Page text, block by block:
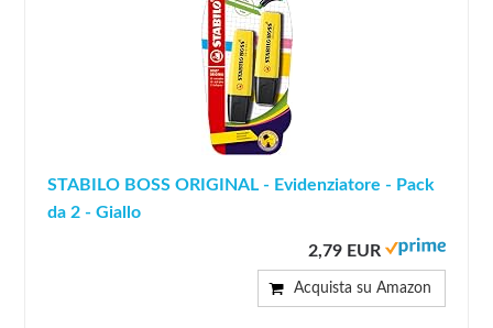
STABILO BOSS ORIGINAL - Evidenziatore - Pack
da 2 - Giallo
2,79 EUR
Acquista su Amazon